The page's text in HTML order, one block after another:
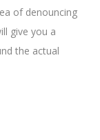
of denouncing
give you a
the actual